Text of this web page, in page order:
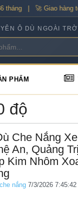
| 🚀 Giao hàng
Ô DÙ NGOÀI
PHẨM
độ
Che Nắng
An, Quảng
Kim Nhôm
nắng7/3/2026 7:45:42